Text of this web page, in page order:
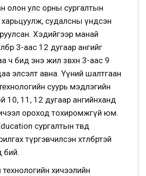
олон улс орны сургалтын
харьцуулж, судалсны үндсэн
Хэдийгээр манай
3-аас 12 дугаар ангийг
ч бид энэ жил зөвхөн 3-аас 9
элсэлт авна. Үүний шалтгаан
суурь мэдлэгийн
10, 11, 12 дугаар ангийнханд
хичээл ороход тохиромжгүй юм.
сургалтын төвд
түргэвчилсэн хөтөлбөртэй
бий.
хичээлийн